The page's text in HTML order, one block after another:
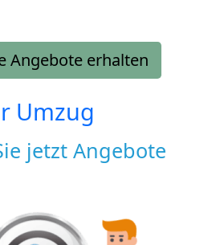
Angebote erhalten
Umzug
jetzt Angebote